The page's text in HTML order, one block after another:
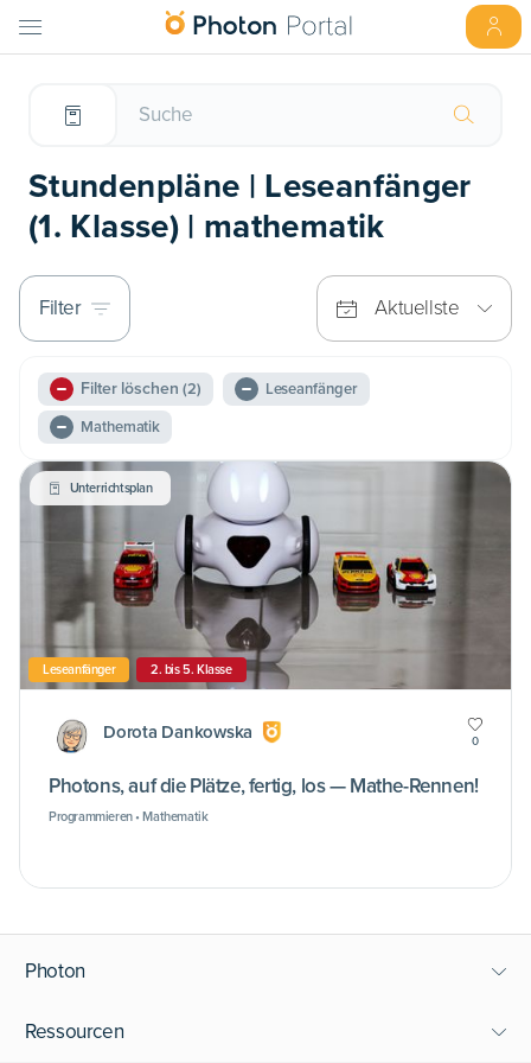
Stundenpläne | Leseanfänger
(1. Klasse) | mathematik
Filter Aktuellste
Filter löschen (2)
Leseanfänger
Mathematik
Unterrichtsplan
Leseanfänger 2. bis 5. Klasse
Dorota Dankowska 0
Photons, auf die Plätze, fertig, los — Mathe-Rennen!
Programmieren • Mathematik
Photon
Ressourcen